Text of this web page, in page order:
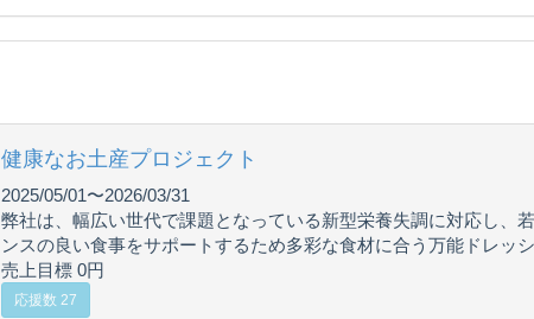
健康なお土産プロジェクト
2025/05/01〜2026/03/31
弊社は、幅広い世代で課題となっている新型栄養失調に対応し、
ンスの良い食事をサポートするため多彩な食材に合う万能ドレッ
売上目標 0円
応援数 27